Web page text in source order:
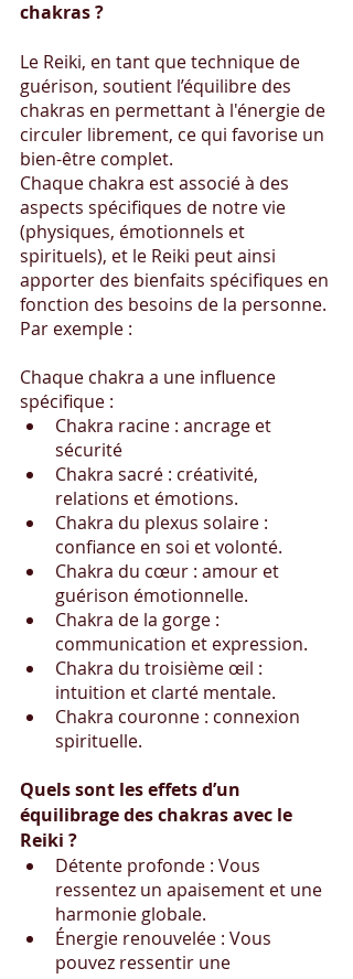
chakras ?
Le Reiki, en tant que technique de
guérison, soutient l’équilibre des
chakras en permettant à l'énergie de
circuler librement, ce qui favorise un
bien-être complet.
Chaque chakra est associé à des
aspects spécifiques de notre vie
(physiques, émotionnels et
spirituels), et le Reiki peut ainsi
apporter des bienfaits spécifiques en
fonction des besoins de la personne.
Par exemple :
Chaque chakra a une influence
spécifique :
Chakra racine : ancrage et
sécurité
Chakra sacré : créativité,
relations et émotions.
Chakra du plexus solaire :
confiance en soi et volonté.
Chakra du cœur : amour et
guérison émotionnelle.
Chakra de la gorge :
communication et expression.
Chakra du troisième œil :
intuition et clarté mentale.
Chakra couronne : connexion
spirituelle.
Quels sont les effets d’un
équilibrage des chakras avec le
Reiki ?
Détente profonde : Vous
ressentez un apaisement et une
harmonie globale.
Énergie renouvelée : Vous
pouvez ressentir une